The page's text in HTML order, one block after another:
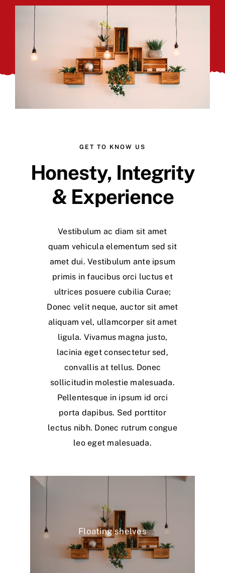
GET TO KNOW US
Honesty, Integrity
& Experience
Vestibulum ac diam sit amet
quam vehicula elementum sed sit
amet dui. Vestibulum ante ipsum
primis in faucibus orci luctus et
ultrices posuere cubilia Curae;
Donec velit neque, auctor sit amet
aliquam vel, ullamcorper sit amet
ligula. Vivamus magna justo,
lacinia eget consectetur sed,
convallis at tellus. Donec
sollicitudin molestie malesuada.
Pellentesque in ipsum id orci
porta dapibus. Sed porttitor
lectus nibh. Donec rutrum congue
leo eget malesuada.
Floating shelves